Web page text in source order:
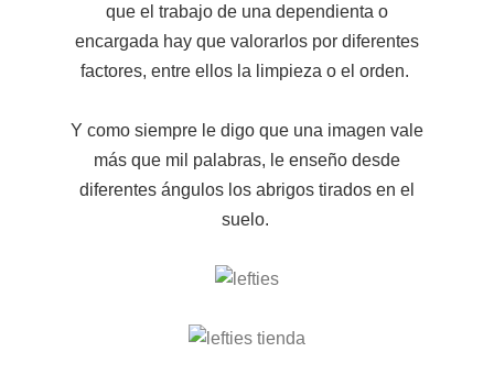
que el trabajo de una dependienta o
encargada hay que valorarlos por diferentes
factores, entre ellos la limpieza o el orden.
Y como siempre le digo que una imagen vale
más que mil palabras, le enseño desde
diferentes ángulos los abrigos tirados en el
suelo.